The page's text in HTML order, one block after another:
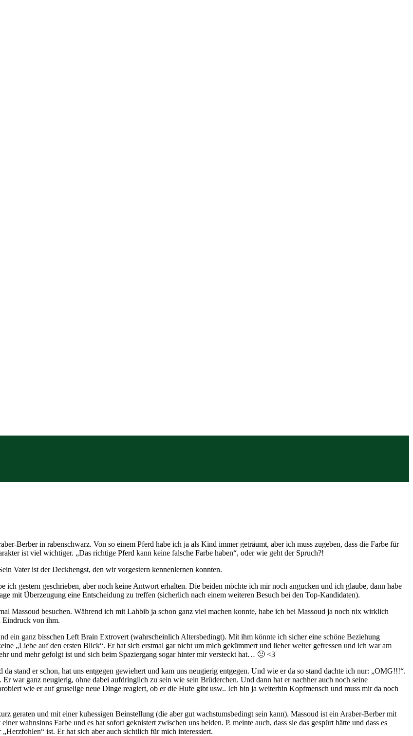
Berber in rabenschwarz. Von so einem Pferd habe ich ja als Kind immer geträumt, aber ich muss zugeben, dass die Farbe für
ist viel wichtiger. „Das richtige Pferd kann keine falsche Farbe haben“, oder wie geht der Spruch?!
Vater ist der Deckhengst, den wir vorgestern kennenlernen konnten.
gestern geschrieben, aber noch keine Antwort erhalten. Die beiden möchte ich mir noch angucken und ich glaube, dann habe
mit Überzeugung eine Entscheidung zu treffen (sicherlich nach einem weiteren Besuch bei den Top-Kandidaten).
Massoud besuchen. Während ich mit Lahbib ja schon ganz viel machen konnte, habe ich bei Massoud ja noch nix wirklich
Eindruck von ihm.
ein ganz bisschen Left Brain Extrovert (wahrscheinlich Altersbedingt). Mit ihm könnte ich sicher eine schöne Beziehung
„Liebe auf den ersten Blick“. Er hat sich erstmal gar nicht um mich gekümmert und lieber weiter gefressen und ich war am
und mehr gefolgt ist und sich beim Spaziergang sogar hinter mir versteckt hat… 🙂 <3
stand er schon, hat uns entgegen gewiehert und kam uns neugierig entgegen. Und wie er da so stand dachte ich nur: „OMG!!!“.
war ganz neugierig, ohne dabei aufdringlich zu sein wie sein Brüderchen. Und dann hat er nachher auch noch seine
wie er auf gruselige neue Dinge reagiert, ob er die Hufe gibt usw.. Ich bin ja weiterhin Kopfmensch und muss mir da noch
geraten und mit einer kuhessigen Beinstellung (die aber gut wachstumsbedingt sein kann). Massoud ist ein Araber-Berber mit
wahnsinns Farbe und es hat sofort geknistert zwischen uns beiden. P. meinte auch, dass sie das gespürt hätte und dass es
ist. Er hat sich aber auch sichtlich für mich interessiert.